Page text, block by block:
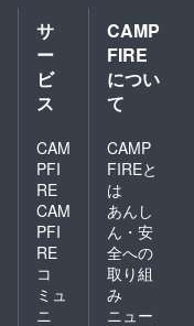
しま
す。 保
法 高
温多湿
け、涼
しいと
ころで
保管し
てくだ
さい。
製造
者
NORR
coffee
roaster
合にお
いても
返金は
いたし
かねま
す。 ・
チラシ
はメー
ルにて
ご連絡
いたし
ます。
■新型コ
ロナ
ウィル
スおよ
び雨天
サ
ー
ビ
ス
CAM
PFI
RE
CAM
PFI
RE
コ
ミュ
ニ
CAMP
FIRE
につい
て
CAMP
FIREと
は
あんし
ん・安
全への
取り組
み
ニュー